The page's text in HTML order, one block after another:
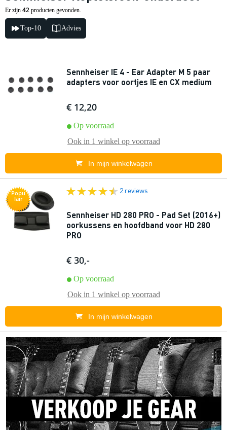
Er zijn 42 producten gevonden.
Top-10 Advies
Sennheiser IE 4 - Ear Adapter M 5 paar
adapters voor oortjes IE en CX medium
€ 12,20
Op voorraad
Ook in 1 winkel op voorraad
In mijn winkelwagen
Popu
lair
2 reviews
Sennheiser HD 280 PRO - Pad Set (2016+)
oorkussens en hoofdband voor HD 280
PRO
€ 30,-
Op voorraad
Ook in 1 winkel op voorraad
In mijn winkelwagen